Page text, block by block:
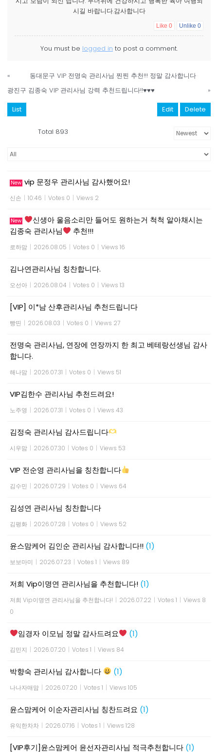
시길 바랍니다.감사합니다
Like 0 Unlike 0
You must be logged in to post a comment.
«
동대문구 VIP 전명숙 관리사님 찐찐 추천!!! 정말 감사합니다
광진구 김종숙 VIP 관리사님 강력 추천드립니다!!♥♥♥
»
List Edit Delete
Total 893
New vip 문정우 관리사님 감사했어요!
신손 | 10:46 | Votes 0 | Views 2
New
신생아 울음소리만 들어도 원하는거 척척 알아채시는
김종숙 관리사님
추천!!!
로하맘 | 2026.08.05 | Votes 0 | Views 16
김나연관리사님 칭찬합니다.
오선아 | 2026.08.04 | Votes 0 | Views 13
[VIP] 이*남 산후관리사님 추천드립니다
빵띤 | 2026.08.03 | Votes 0 | Views 27
전명숙 관리사님, 연장에 연장까지 한 최고 베테랑선생님 감사
합니다.
해나맘 | 2026.07.31 | Votes 0 | Views 51
VIP김한수 관리사님 추천드려요!
노주영 | 2026.07.31 | Votes 0 | Views 43
김정숙 관리사님 감사드립니다
시우맘 | 2026.07.30 | Votes 0 | Views 53
VIP 전순영 관리사님을 칭찬합니다
김수민 | 2026.07.29 | Votes 0 | Views 64
김성연 관리사님 칭찬합니다
김평화 | 2026.07.28 | Votes 0 | Views 52
윤스맘케어 김인순 관리사님 감사합니다!! (1)
보보마미 | 2026.07.23 | Votes 1 | Views 89
저희 Vip이명연 관리사님을 추천합니다! (1)
저희 Vip이명연 관리사님을 추천합니다! | 2026.07.22 | Votes 1 | Views 8
0
임경자 이모님 정말 감사드려요 (1)
김민지 | 2026.07.20 | Votes 1 | Views 84
박향숙 관리사님 감사합니다 (1)
나나자매맘 | 2026.07.20 | Votes 1 | Views 105
윤스맘케어 이순자관리사님 칭찬드려요 (1)
유익한차차 | 2026.07.16 | Votes 1 | Views 128
[VIP후기]윤스맘케어 윤선자관리사님 적극추천합니다 (1)